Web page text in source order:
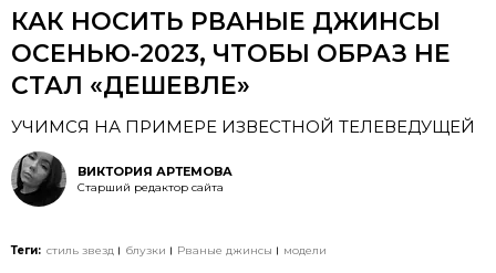
КАК НОСИТЬ РВАНЫЕ ДЖИНСЫ
ОСЕНЬЮ-2023, ЧТОБЫ ОБРАЗ НЕ
СТАЛ «ДЕШЕВЛЕ»
УЧИМСЯ НА ПРИМЕРЕ ИЗВЕСТНОЙ ТЕЛЕВЕДУЩЕЙ
ВИКТОРИЯ АРТЕМОВА
Старший редактор сайта
Теги: стиль звезд блузки Рваные джинсы модели